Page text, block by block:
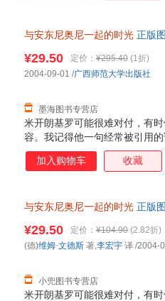
文德斯在这部电影拍摄期间所
程。这是一本电影大师写电影
论，而是两位大师合作过程的
与安东尼奥尼一起的时光 正版
米开朗基罗可能很难对付，有
容。我记得他一句经常被引
我而言只意味着一件事：拍电
方式要求我们每个人也这样做
¥29.50 定价： ¥295.40 (1折)
墨海图书专营店
2004-09-01 /广西师范大学出版社
加入购物车 收藏
与安东尼奥尼一起的时光 正版
米开朗基罗可能很难对付，有
¥29.50 定价： ¥104.90 (2.82折)
小兜图书专营店
(德)维姆·文德斯 著,李宏宇 译 /2004-